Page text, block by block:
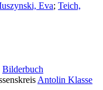
Eva; Teich,
Bilderbuch
Antolin Klasse